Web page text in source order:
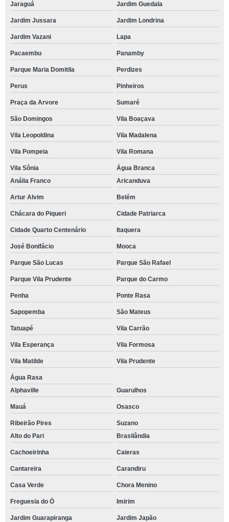
Jaraguá Jardim Guedala
Jardim Jussara Jardim Londrina
Jardim Vazani Lapa
Pacaembu Panamby
Parque Maria Domitila Perdizes
Perus Pinheiros
Praça da Arvore Sumaré
São Domingos Vila Boaçava
Vila Leopoldina Vila Madalena
Vila Pompeia Vila Romana
Vila Sônia
Água Branca
Anália Franco
Aricanduva
Artur Alvim Belém
Chácara do Piqueri Cidade Patriarca
Cidade Quarto Centenário Itaquera
José Bonifácio Mooca
Parque São Lucas Parque São Rafael
Parque Vila Prudente Parque do Carmo
Penha Ponte Rasa
Sapopemba São Mateus
Tatuapé Vila Carrão
Vila Esperança Vila Formosa
Vila Matilde Vila Prudente
Água Rasa
Alphaville
Guarulhos
Mauá Osasco
Ribeirão Pires
Suzano
Alto do Pari
Brasilândia
Cachoeirinha Caieras
Cantareira Carandiru
Casa Verde Chora Menino
Freguesia do Ó Imirim
Jardim Guarapiranga Jardim Japão